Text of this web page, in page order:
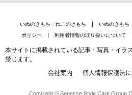
いぬのきもち・ねこのきもち いぬのきもち
ポリシー
利用者情報の取り扱いについて
本サイトに掲載されている記事・写真・イラ
禁じます。
会社案内 個人情報保護法
Copyright © Benesse Style Care Group